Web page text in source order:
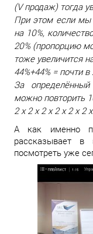
(V продаж) тогда
При этом если мы
на 10%,
20% (пропорцию
тоже увеличится
44%+44% = почти
За
можно повторить
2 х 2 х 2 х 2 х 2 х 2
А как именно
рассказывает
посмотреть уже